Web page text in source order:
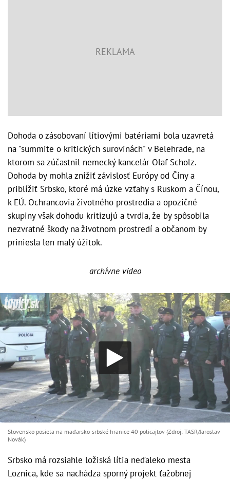
Dohoda o zásobovaní lítiovými batériami bola uzavretá
na "summite o kritických surovinách" v Belehrade, na
ktorom sa zúčastnil nemecký kancelár Olaf Scholz.
Dohoda by mohla znížiť závislosť Európy od Číny a
priblížiť Srbsko, ktoré má úzke vzťahy s Ruskom a Čínou,
k EÚ. Ochrancovia životného prostredia a opozičné
skupiny však dohodu kritizujú a tvrdia, že by spôsobila
nezvratné škody na životnom prostredí a občanom by
priniesla len malý úžitok.
archívne video
Slovensko posiela na maďarsko-srbské hranice 40 policajtov (Zdroj: TASR/Jaroslav
Novák)
Srbsko má rozsiahle ložiská lítia neďaleko mesta
Loznica, kde sa nachádza sporný projekt ťažobnej